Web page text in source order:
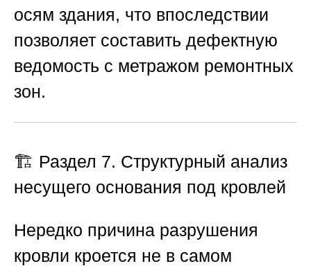
осям здания, что впоследствии
позволяет составить дефектную
ведомость с метражом ремонтных
зон.
🏗️ Раздел 7. Структурный анализ
несущего основания под кровлей
Нередко причина разрушения
кровли кроется не в самом